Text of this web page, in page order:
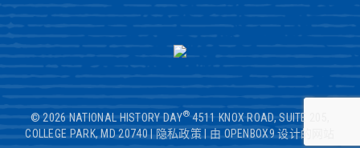
© 2026 NATIONAL HISTORY DAY® 4511 KNOX ROAD, SUITE 205,
COLLEGE PARK, MD 20740|隐私政策|由 OPENBOX9 设计的网站